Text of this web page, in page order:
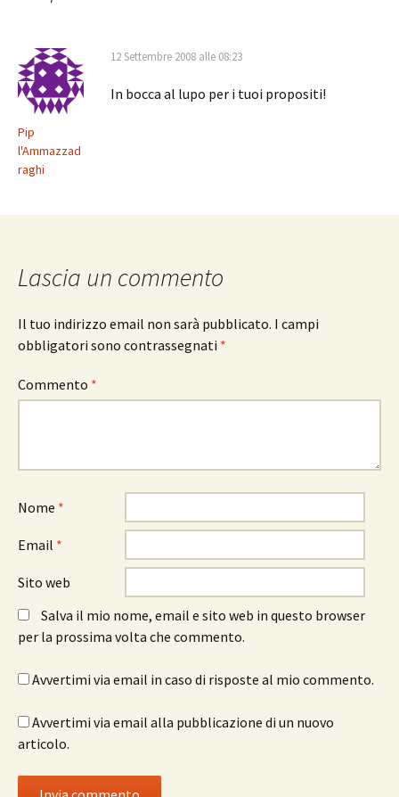
Pip
l'Ammazzad
raghi
12 Settembre 2008 alle 08:23
In bocca al lupo per i tuoi propositi!
Lascia un commento
Il tuo indirizzo email non sarà pubblicato. I campi
obbligatori sono contrassegnati *
Commento *
Nome *
Email *
Sito web
Salva il mio nome, email e sito web in questo browser
per la prossima volta che commento.
Avvertimi via email in caso di risposte al mio commento.
Avvertimi via email alla pubblicazione di un nuovo
articolo.